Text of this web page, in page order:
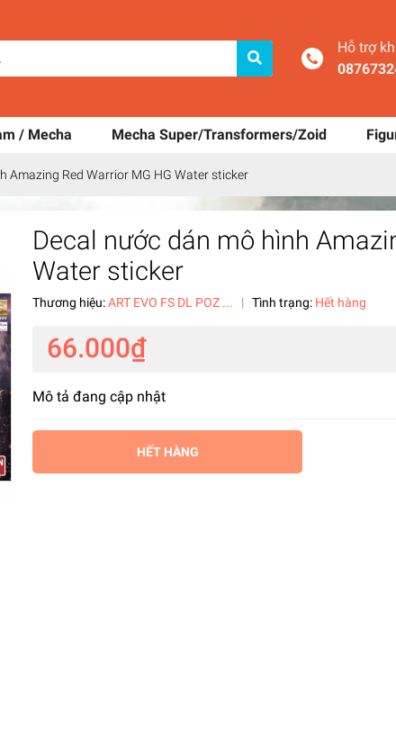
Hỗ trợ
/ Mecha Mecha Super/Transformers/Zoid
Amazing Red Warrior MG HG Water sticker
Decal nước dán mô hình
Water sticker
Thương hiệu:ART EVO FS DL POZ ... | Tình trạng: Hết hàng
66.000₫
Mô tả đang cập nhật
HẾT HÀNG